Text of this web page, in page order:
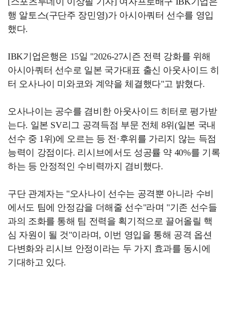
행 알토스(구단주 장민영)가 아시아쿼터 선수를 영입
했다.
IBK기업은행은 15일 "2026-27시즌 전력 강화를 위해
아시아쿼터 선수로 일본 국가대표 출신 아웃사이드 히
터 오사나이 미와코와 계약을 체결했다"고 밝혔다.
오사나이는 공수를 겸비한 아웃사이드 히터로 평가받
는다. 일본 SV리그 공격득점 부문 전체 8위(일본 국내
선수 중 1위)에 오르는 등 전·후위를 가리지 않는 득점
능력이 강점이다. 리시브에서도 성공률 약 40%를 기록
하는 등 안정적인 수비력까지 겸비했다.
구단 관계자는 "오사나이 선수는 공격뿐 아니라 수비
에서도 팀에 안정감을 더해줄 선수"라며 "기존 선수들
과의 조화를 통해 팀 전력을 획기적으로 끌어올릴 핵
심 자원이 될 것"이라며, 이번 영입을 통해 공격 옵션
다변화와 리시브 안정이라는 두 가지 효과를 동시에
기대하고 있다.